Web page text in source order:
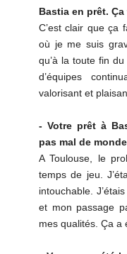
Bastia en prêt.
C’est clair que ça
où je me suis
qu’à la toute fin
d’équipes
valorisant et
- Votre prêt à
pas mal de
A Toulouse, le
temps de jeu.
intouchable.
et mon passage
mes qualités. Ça a